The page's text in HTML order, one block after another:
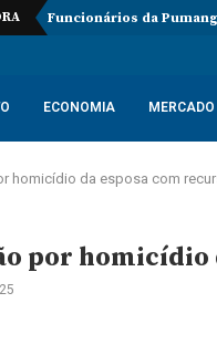
Funcionários da
ECONOMIA MERCADO
homicídio da esposa com
por homicídio